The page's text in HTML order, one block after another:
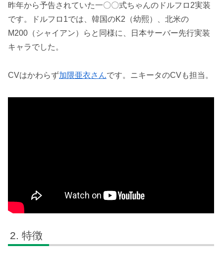
昨年から予告されていた一〇〇式ちゃんのドルフロ2実装
です。ドルフロ1では、韓国のK2（幼熙）、北米の
M200（シャイアン）らと同様に、日本サーバー先行実装
キャラでした。
CVはかわらず加隈亜衣さんです。ニキータのCVも担当。
特徴